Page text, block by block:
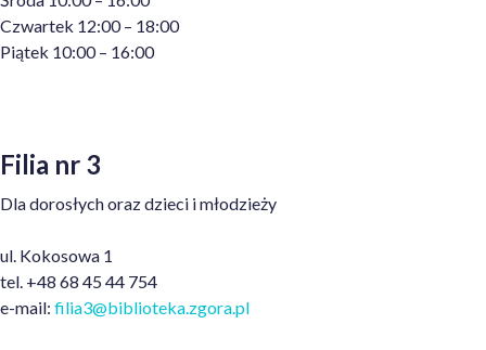
Czwartek 12:00 – 18:00
Piątek 10:00 – 16:00
Filia nr 3
Dla dorosłych oraz dzieci i młodzieży
ul. Kokosowa 1
tel. +48 68 45 44 754
e-mail: filia3@biblioteka.zgora.pl